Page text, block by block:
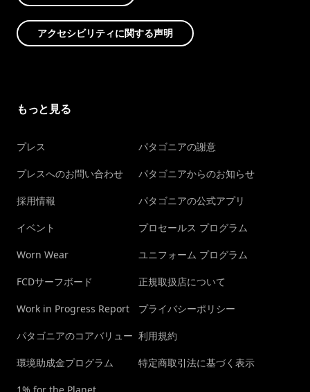
アクセシビリティに関する声明
もっと見る
プレス
プレスへのお問い合わせ
採用情報
イベント
Worn Wear
FCDサーフボード
Work in Progress Report
パタゴニアのコアバリュー
環境助成金プログラム
パタゴニアの謝意
パタゴニアからのお知らせ
パタゴニアの公式アプリ
プロセールス プログラム
ユニフォーム プログラム
正規取扱店について
プライバシーポリシー
利用規約
特定商取引法に基づく表示